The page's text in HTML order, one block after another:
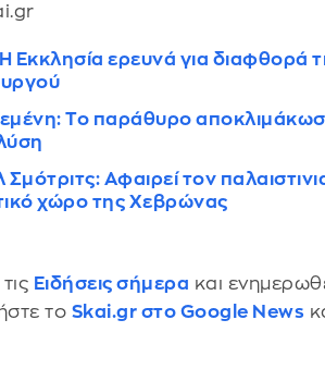
Εκκλησία ερευνά για διαφθορά
Το παράθυρο
Αφαιρεί τον
χώρο της Χεβρώνας
Ειδήσεις σήμερα και
το Skai.gr στο Google News